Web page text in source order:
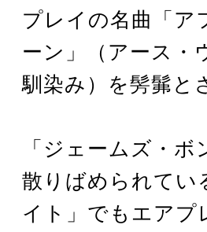
プレイの名曲「ア
ーン」（アース・
馴染み）を髣髴と
「ジェームズ・
散りばめられてい
イト」でもエアプ